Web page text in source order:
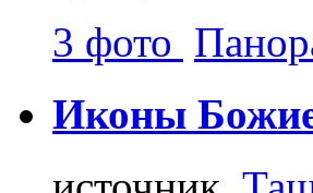
3 фото
Иконы